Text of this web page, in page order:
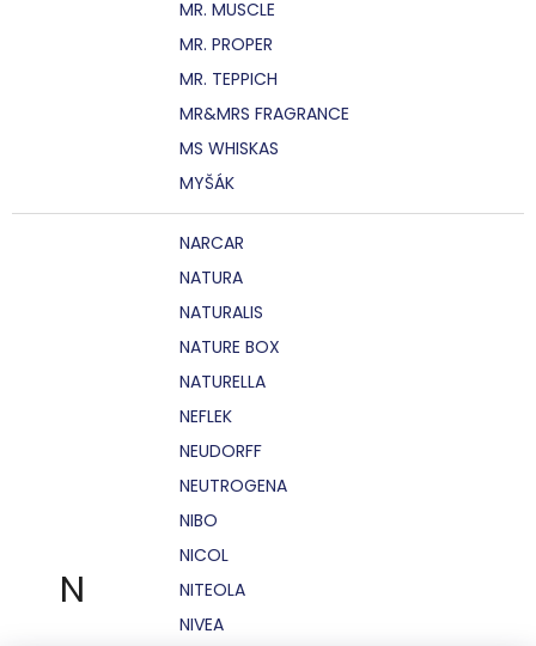
MR. MUSCLE
MR. PROPER
MR. TEPPICH
MR&MRS FRAGRANCE
MS WHISKAS
MYŠÁK
N
NARCAR
NATURA
NATURALIS
NATURE BOX
NATURELLA
NEFLEK
NEUDORFF
NEUTROGENA
NIBO
NICOL
NITEOLA
NIVEA